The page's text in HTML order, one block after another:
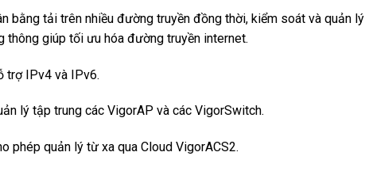
bằng tải trên nhiều đường truyền đồng thời, kiểm soát và quản lý
thông giúp tối ưu hóa đường truyền internet.
trợ IPv4 và IPv6.
lý tập trung các VigorAP và các VigorSwitch.
phép quản lý từ xa qua Cloud VigorACS2.